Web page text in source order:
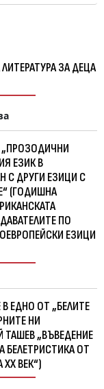
ЕЗИК В
С ДРУГИ ЕЗИЦИ С
(ГОДИШНА
ПО
ЕЗИЦИ
НИ
ТАШЕВ „ВЪВЕДЕНИЕ
БЕЛЕТРИСТИКА ОТ
ВЕК“)